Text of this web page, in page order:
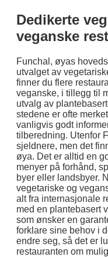
Dedikerte
veganske
Funchal, øyas
utvalget av
finner du flere
veganske, i tillegg til
utvalg av
stedene er ofte
vanligvis godt
tilberedning. Utenfor
sjeldnere, men det
øya. Det er alltid en
menyer på forhånd,
byer eller landsbyer.
vegetariske og
alt fra internasjonale
med en plantebasert
som ønsker en
forklare sine behov i
endre seg, så det er
restauranten om